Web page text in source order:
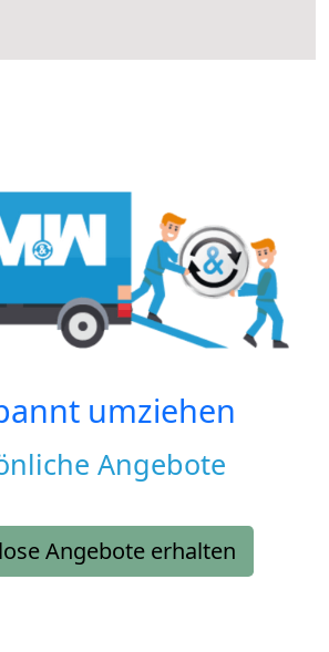
umziehen
Angebote
Angebote erhalten